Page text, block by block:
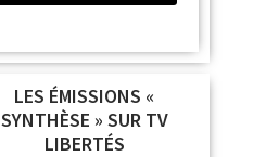
LES ÉMISSIONS «
SYNTHÈSE » SUR TV
LIBERTÉS